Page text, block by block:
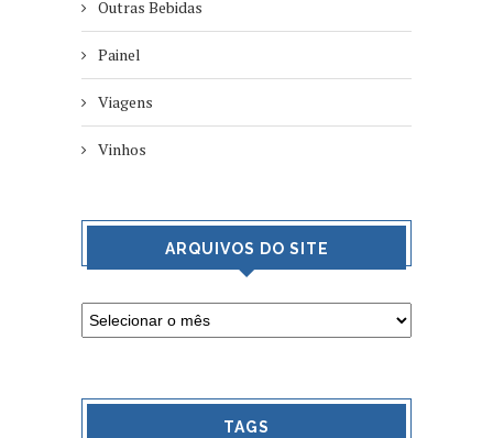
Outras Bebidas
Painel
Viagens
Vinhos
ARQUIVOS DO SITE
TAGS